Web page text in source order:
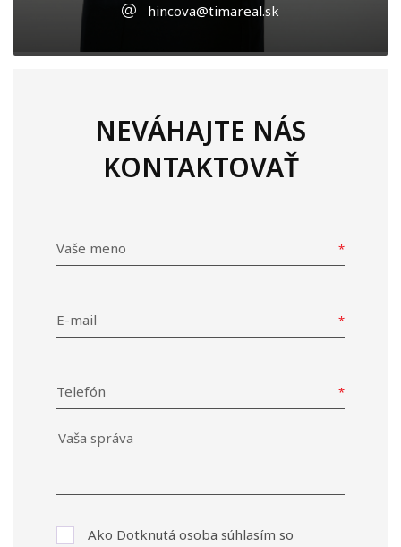
hincova@timareal.sk
NEVÁHAJTE NÁS
KONTAKTOVAŤ
Vaše meno
E-mail
Telefón
Ako Dotknutá osoba súhlasím so